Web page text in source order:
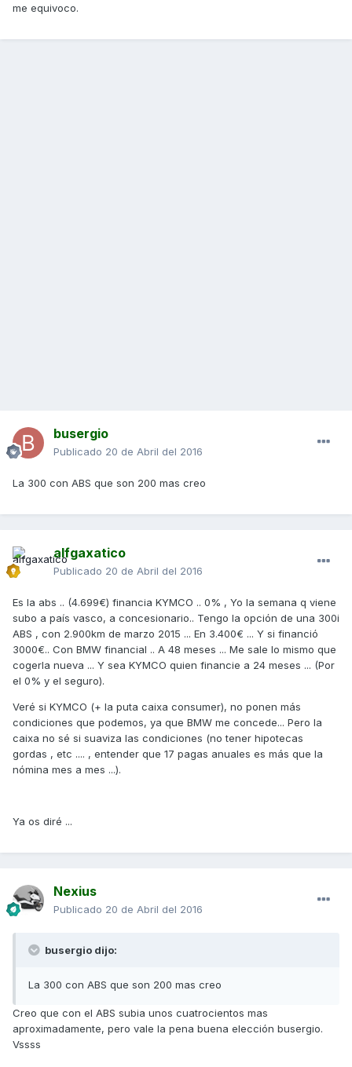
me equivoco.
busergio
Publicado 20 de Abril del 2016
La 300 con ABS que son 200 mas creo
alfgaxatico
Publicado 20 de Abril del 2016
Es la abs .. (4.699€) financia KYMCO .. 0% , Yo la semana q viene
subo a país vasco, a concesionario.. Tengo la opción de una 300i
ABS , con 2.900km de marzo 2015 ... En 3.400€ ... Y si financió
3000€.. Con BMW financial .. A 48 meses ... Me sale lo mismo que
cogerla nueva ... Y sea KYMCO quien financie a 24 meses ... (Por
el 0% y el seguro).
Veré si KYMCO (+ la puta caixa consumer), no ponen más
condiciones que podemos, ya que BMW me concede... Pero la
caixa no sé si suaviza las condiciones (no tener hipotecas
gordas , etc .... , entender que 17 pagas anuales es más que la
nómina mes a mes ...).
Ya os diré ...
Nexius
Publicado 20 de Abril del 2016
busergio dijo:
La 300 con ABS que son 200 mas creo
Creo que con el ABS subia unos cuatrocientos mas
aproximadamente, pero vale la pena buena elección busergio.
Vssss